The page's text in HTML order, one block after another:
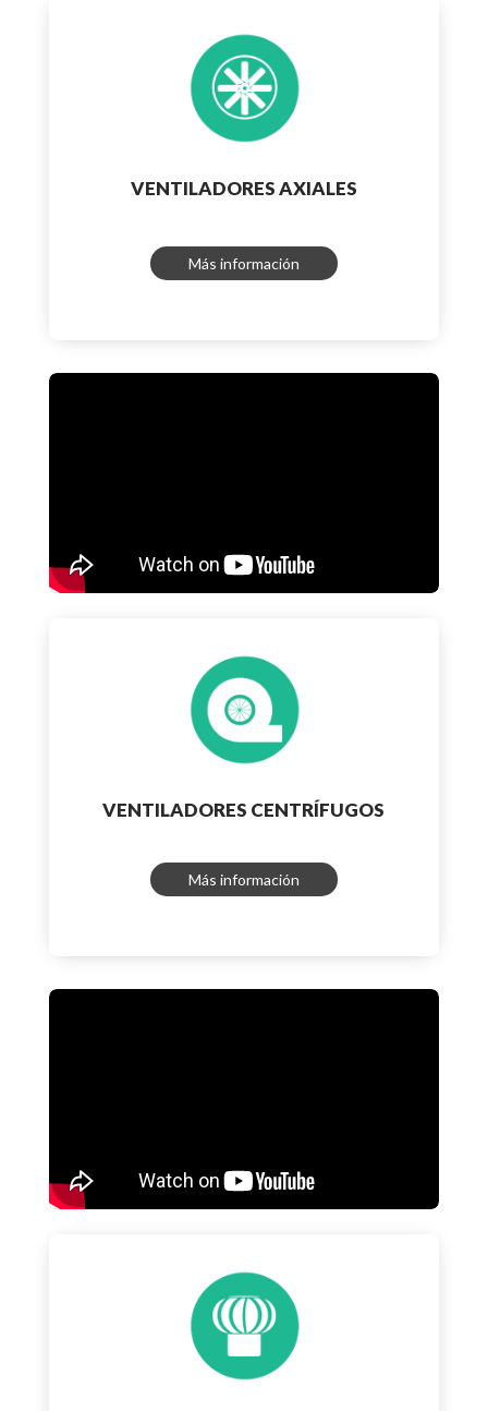
VENTILADORES AXIALES
Más información
VENTILADORES CENTRÍFUGOS
Más información